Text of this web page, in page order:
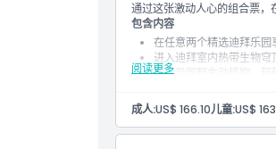
通过这张激动人心的组合票，
阅读更多
包含内容
在任意两个精选迪拜乐园
进入迪拜室内热带生物穹
发现异国野生动植物，郁
成人:US$ 166.10儿童:US$